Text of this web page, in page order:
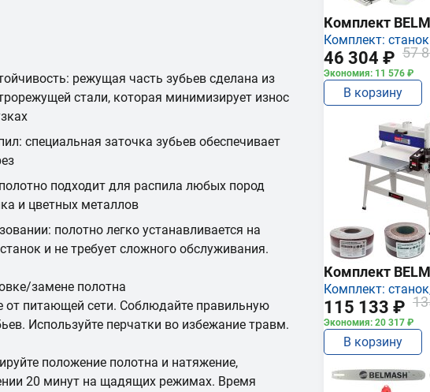
режущая часть зубьев сделана из
стали, которая минимизирует износ
специальная заточка зубьев обеспечивает
подходит для распила любых пород
и цветных металлов
полотно легко устанавливается на
и не требует сложного обслуживания.
замене полотна
от питающей сети. Соблюдайте правильную
Используйте перчатки во избежание травм.
положение полотна и натяжение,
20 минут на щадящих режимах. Время
Комплект
Комплект:
46 304 ₽ 57
Экономия: 11 576 ₽
В корзину
Комплект
Комплект:
115 133 ₽
Экономия: 20 317 ₽
В корзину